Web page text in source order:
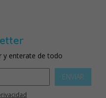
y enterate de todo
ENVIAR